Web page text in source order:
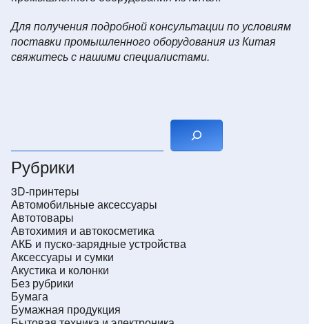
Для получения подробной консультации по условиям
поставки промышленного оборудования из Китая
свяжитесь с нашими специалистами.
Рубрики
3D-принтеры
Автомобильные аксессуары
Автотовары
Автохимия и автокосметика
АКБ и пуско-зарядные устройства
Аксессуары и сумки
Акустика и колонки
Без рубрики
Бумага
Бумажная продукция